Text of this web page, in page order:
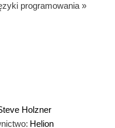
programowania »
Holzner
Helion